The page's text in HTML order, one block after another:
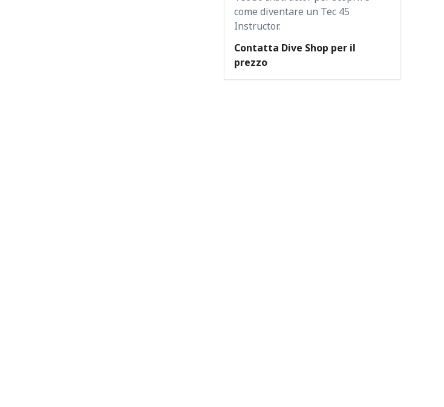
come diventare un Tec 45
Instructor.
Contatta Dive Shop per il
prezzo